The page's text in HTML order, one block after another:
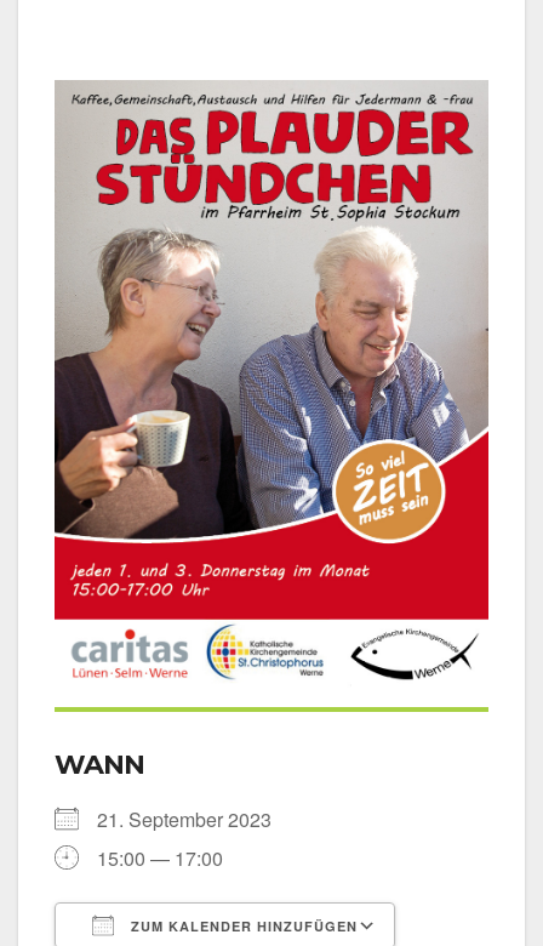
WANN
21. Sep­tem­ber 2023
15:00 — 17:00
ZUM KALENDER HINZUFÜGEN